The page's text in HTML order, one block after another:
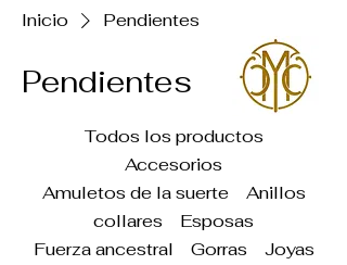
Inicio Pendientes
Pendientes
Todos los productos
Accesorios
Amuletos de la suerte
Anillos
collares
Esposas
Fuerza ancestral
Gorras
Joyas